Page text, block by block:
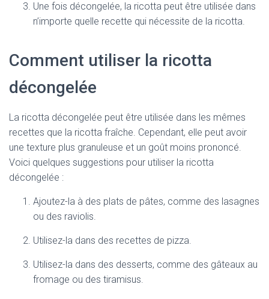
Une fois décongelée, la ricotta peut être utilisée dans
n’importe quelle recette qui nécessite de la ricotta.
Comment utiliser la ricotta
décongelée
La ricotta décongelée peut être utilisée dans les mêmes
recettes que la ricotta fraîche. Cependant, elle peut avoir
une texture plus granuleuse et un goût moins prononcé.
Voici quelques suggestions pour utiliser la ricotta
décongelée :
Ajoutez-la à des plats de pâtes, comme des lasagnes
ou des raviolis.
Utilisez-la dans des recettes de pizza.
Utilisez-la dans des desserts, comme des gâteaux au
fromage ou des tiramisus.